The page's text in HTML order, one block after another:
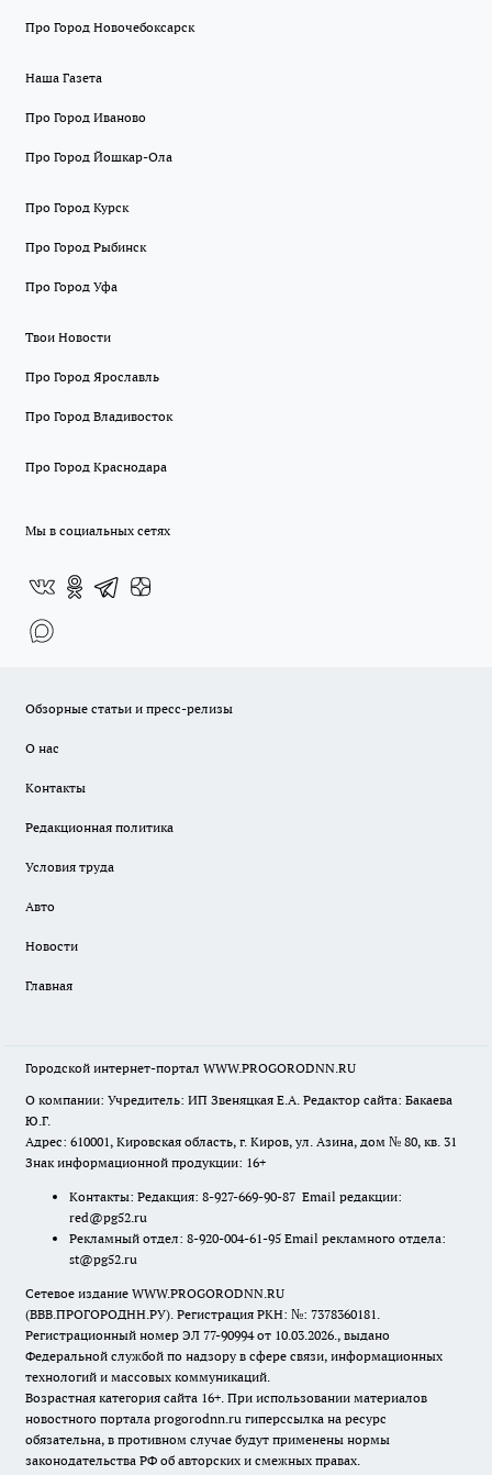
Про Город Новочебоксарск
Наша Газета
Про Город Иваново
Про Город Йошкар-Ола
Про Город Курск
Про Город Рыбинск
Про Город Уфа
Твои Новости
Про Город Ярославль
Про Город Владивосток
Про Город Краснодара
Мы в социальных сетях
Обзорные статьи и пресс-релизы
О нас
Контакты
Редакционная политика
Условия труда
Авто
Новости
Главная
Городской интернет-портал WWW.PROGORODNN.RU
О компании: Учредитель: ИП Звеняцкая Е.А. Редактор сайта: Бакаева
Ю.Г.
Адрес: 610001, Кировская область, г. Киров, ул. Азина, дом № 80, кв. 31
Знак информационной продукции: 16+
Контакты: Редакция: 8-927-669-90-87 Email редакции:
red@pg52.ru
Рекламный отдел: 8-920-004-61-95 Email рекламного отдела:
st@pg52.ru
Сетевое издание WWW.PROGORODNN.RU
(ВВВ.ПРОГОРОДНН.РУ). Регистрация РКН: №: 7378360181.
Регистрационный номер ЭЛ 77-90994 от 10.03.2026., выдано
Федеральной службой по надзору в сфере связи, информационных
технологий и массовых коммуникаций.
Возрастная категория сайта 16+. При использовании материалов
новостного портала progorodnn.ru гиперссылка на ресурс
обязательна, в противном случае будут применены нормы
законодательства РФ об авторских и смежных правах.